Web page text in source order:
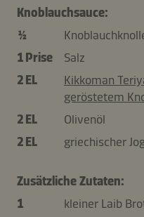
Knoblauchsauce:
½
1 Prise
Salz
2 EL
Kikkoman
geröstetem
2 EL
Olivenöl
2 EL
griechischer
Zusätzliche Zutaten:
1
kleiner Laib